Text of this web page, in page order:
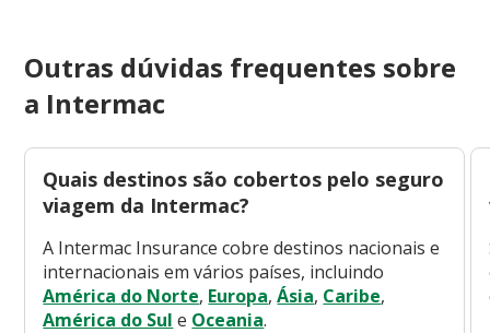
Outras dúvidas frequentes sobre
a Intermac
Quais destinos são cobertos pelo seguro
viagem da Intermac?
A Intermac Insurance cobre destinos nacionais e
internacionais em vários países, incluindo
América do Norte, Europa,Ásia, Caribe,
América do Sul e Oceania.